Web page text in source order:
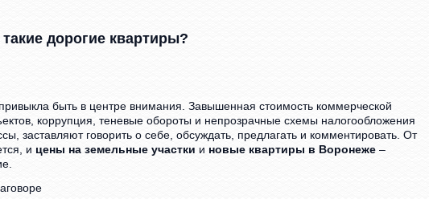
дорогие квартиры?
быть в центре внимания. Завышенная стоимость коммерческой
коррупция, теневые обороты и непрозрачные схемы налогообложения
заставляют говорить о себе, обсуждать, предлагать и комментировать. От
и цены на земельные участки и новые квартиры в Воронеже –